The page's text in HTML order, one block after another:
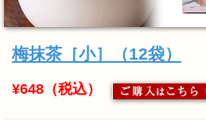
梅抹茶［小］（12袋）
¥648（税込）